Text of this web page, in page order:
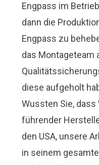
Engpass im
dann die
Engpass zu
das Montageteam
diese aufgeholt
Wussten Sie, dass
führender
den USA, unsere
in seinem